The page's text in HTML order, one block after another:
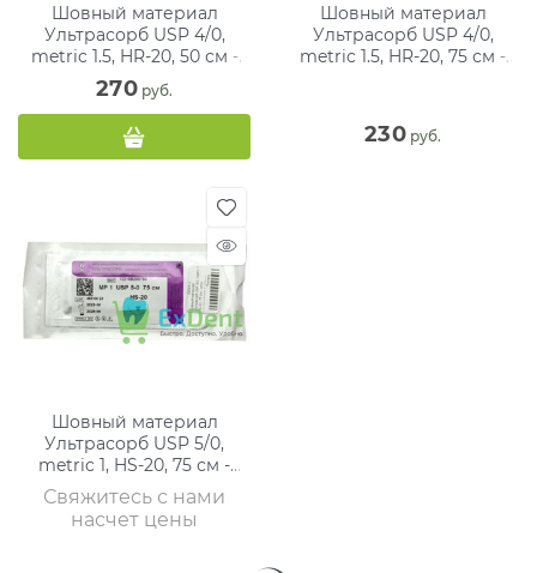
Шовный материал
Ультрасорб USP 4/0,
metric 1.5, HR-20, 50 см -
нити хирургические с
иглами
270 руб.
Шовный материал
Ультрасорб USP 4/0,
metric 1.5, HR-20, 75 см -
230 руб.
Шовный материал
Ультрасорб USP 5/0,
metric 1, HS-20, 75 см -
нити хирургические с
иглами
Свяжитесь с нами
насчет цены